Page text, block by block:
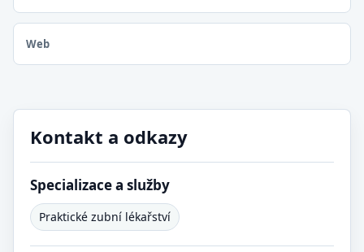
Web
Kontakt a odkazy
Specializace a služby
Praktické zubní lékařství